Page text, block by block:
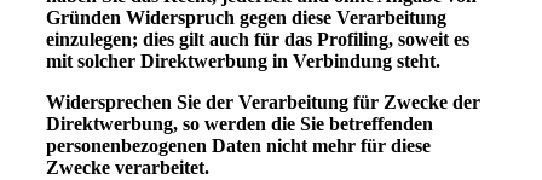
Gründen Widerspruch gegen diese Verarbeitung
einzulegen; dies gilt auch für das Profiling, soweit es
mit solcher Direktwerbung in Verbindung steht.
Widersprechen Sie der Verarbeitung für Zwecke der
Direktwerbung, so werden die Sie betreffenden
personenbezogenen Daten nicht mehr für diese
Zwecke verarbeitet.